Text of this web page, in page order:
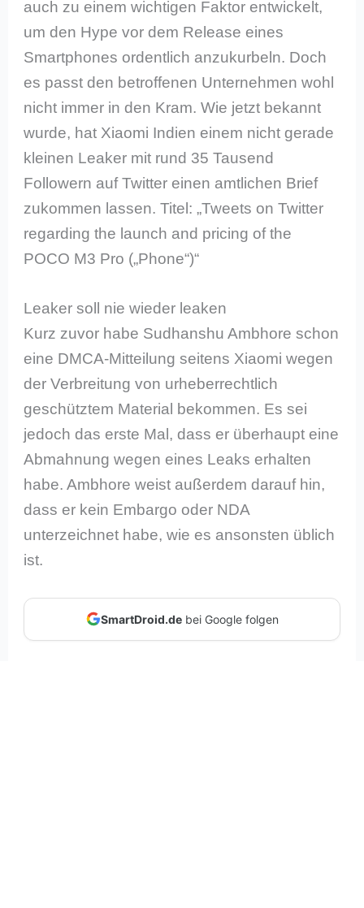
auch zu einem wichtigen Faktor entwickelt,
um den Hype vor dem Release eines
Smartphones ordentlich anzukurbeln. Doch
es passt den betroffenen Unternehmen wohl
nicht immer in den Kram. Wie jetzt bekannt
wurde, hat Xiaomi Indien einem nicht gerade
kleinen Leaker mit rund 35 Tausend
Followern auf Twitter einen amtlichen Brief
zukommen lassen. Titel: „Tweets on Twitter
regarding the launch and pricing of the
POCO M3 Pro („Phone“)“
Leaker soll nie wieder leaken
Kurz zuvor habe Sudhanshu Ambhore schon
eine DMCA-Mitteilung seitens Xiaomi wegen
der Verbreitung von urheberrechtlich
geschütztem Material bekommen. Es sei
jedoch das erste Mal, dass er überhaupt eine
Abmahnung wegen eines Leaks erhalten
habe. Ambhore weist außerdem darauf hin,
dass er kein Embargo oder NDA
unterzeichnet habe, wie es ansonsten üblich
ist.
SmartDroid.debei Google folgen